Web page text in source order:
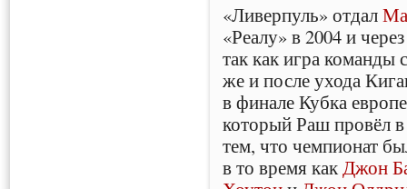
«Ливерпуль» отдал
«Реалу» в 2004 и
так как игра команды
же и после ухода
в финале Кубка
который Раш провёл в
тем, что чемпионат
в то время какДжон